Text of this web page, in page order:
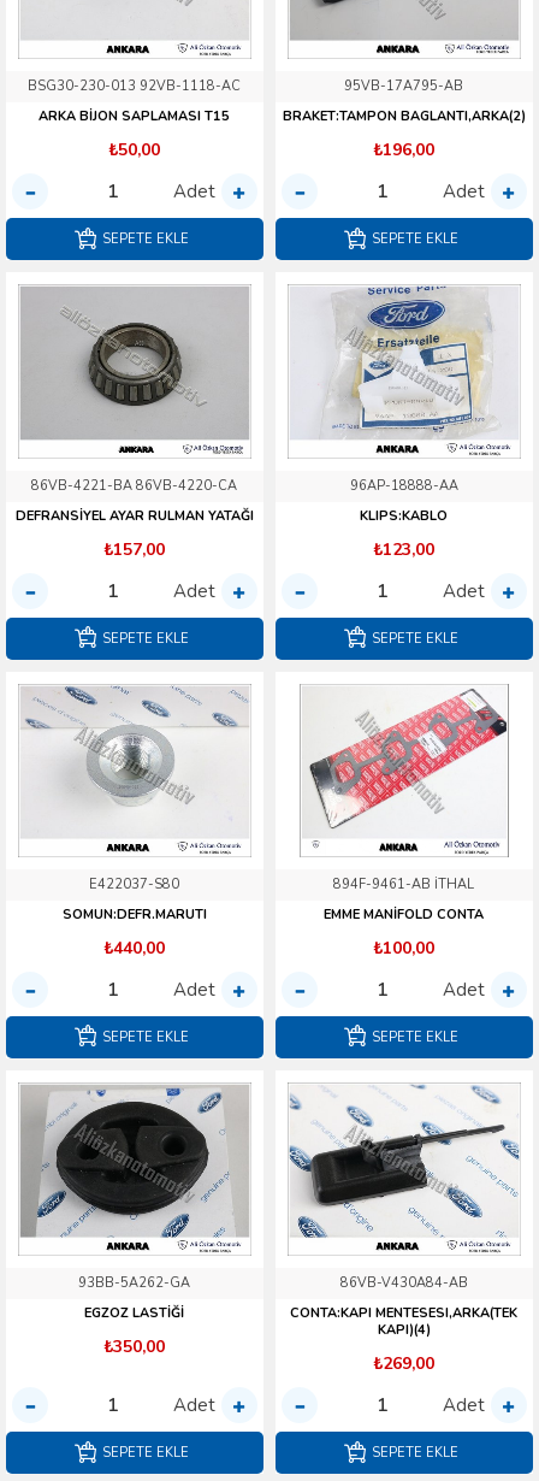
BSG30-230-013 92VB-1118-AC
ARKA BİJON SAPLAMASI T15
₺50,00
Adet
SEPETE EKLE
95VB-17A795-AB
BRAKET:TAMPON BAGLANTI,ARKA(2)
₺196,00
Adet
SEPETE EKLE
86VB-4221-BA 86VB-4220-CA
DEFRANSİYEL AYAR RULMAN YATAĞI
₺157,00
Adet
SEPETE EKLE
96AP-18888-AA
KLIPS:KABLO
₺123,00
Adet
SEPETE EKLE
E422037-S80
SOMUN:DEFR.MARUTI
₺440,00
Adet
SEPETE EKLE
894F-9461-AB İTHAL
EMME MANİFOLD CONTA
₺100,00
Adet
SEPETE EKLE
93BB-5A262-GA
EGZOZ LASTİĞİ
₺350,00
Adet
SEPETE EKLE
86VB-V430A84-AB
CONTA:KAPI MENTESESI,ARKA(TEK
KAPI)(4)
₺269,00
Adet
SEPETE EKLE